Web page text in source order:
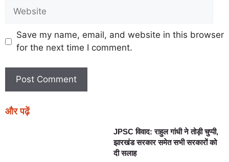
Save my name, email, and website in this browser
for the next time I comment.
और पढ़ें
JPSC विवाद: राहुल गांधी ने तोड़ी चुप्पी,
झारखंड सरकार समेत सभी सरकारों को
दी सलाह